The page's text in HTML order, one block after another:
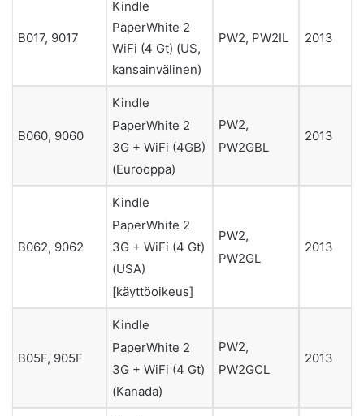
B017, 9017
Kindle
PaperWhite 2
WiFi (4 Gt) (US,
kansainvälinen)
PW2, PW2IL 2013
B060, 9060
Kindle
PaperWhite 2
3G + WiFi (4GB)
(Eurooppa)
PW2,
PW2GBL
2013
B062, 9062
Kindle
PaperWhite 2
3G + WiFi (4 Gt)
(USA)
[käyttöoikeus]
PW2,
PW2GL
2013
B05F, 905F
Kindle
PaperWhite 2
3G + WiFi (4 Gt)
(Kanada)
PW2,
PW2GCL
2013